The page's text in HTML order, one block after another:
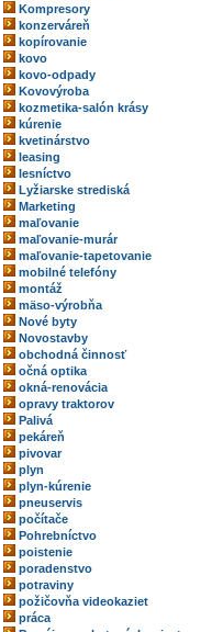
Kompresory
konzerváreň
kopírovanie
kovo
kovo-odpady
Kovovýroba
kozmetika-salón krásy
kúrenie
kvetinárstvo
leasing
lesníctvo
Lyžiarske strediská
Marketing
maľovanie
maľovanie-murár
maľovanie-tapetovanie
mobilné telefóny
montáž
mäso-výrobňa
Nové byty
Novostavby
obchodná činnosť
očná optika
okná-renovácia
opravy traktorov
Palivá
pekáreň
pivovar
plyn
plyn-kúrenie
pneuservis
počítače
Pohrebníctvo
poistenie
poradenstvo
potraviny
požičovňa videokaziet
práca